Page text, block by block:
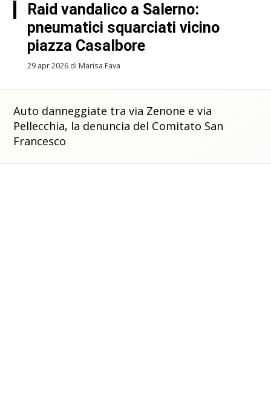
Raid vandalico a Salerno:
pneumatici squarciati vicino
piazza Casalbore
29 apr 2026 di Marisa Fava
Auto danneggiate tra via Zenone e via
Pellecchia, la denuncia del Comitato San
Francesco